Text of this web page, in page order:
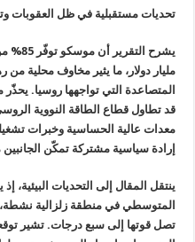
تحديات مستقبلية في ظل العقوبات
يشرح التقرير أن موسكو توفّر 85% من تكلفة
مليار دولار، ما يثير مخاوف محلية من
المتصاعدة التي تواجهها روسيا. يحذّر
قد تطاول قطاع الطاقة النووية
معدات عالية الحساسية وخبرات
إرادة سياسية مشتركة تمكّن
ينتقل المقال إلى التحديات البيئية، إذ
المتوسطي في منطقة زلزالية
تصل قوتها إلى سبع درجات. تشير